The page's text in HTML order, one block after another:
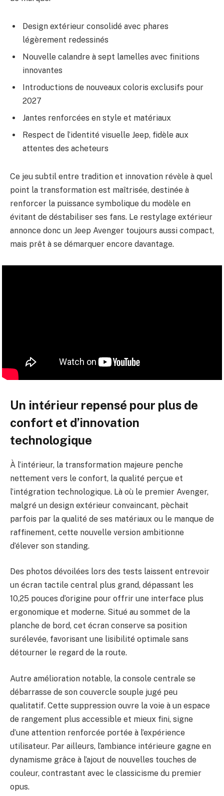
Design extérieur consolidé avec phares
légèrement redessinés
Nouvelle calandre à sept lamelles avec finitions
innovantes
Introductions de nouveaux coloris exclusifs pour
2027
Jantes renforcées en style et matériaux
Respect de l’identité visuelle Jeep, fidèle aux
attentes des acheteurs
Ce jeu subtil entre tradition et innovation révèle à quel
point la transformation est maîtrisée, destinée à
renforcer la puissance symbolique du modèle en
évitant de déstabiliser ses fans. Le restylage extérieur
annonce donc un Jeep Avenger toujours aussi compact,
mais prêt à se démarquer encore davantage.
Un intérieur repensé pour plus de
confort et d’innovation
technologique
À l’intérieur, la transformation majeure penche
nettement vers le confort, la qualité perçue et
l’intégration technologique. Là où le premier Avenger,
malgré un design extérieur convaincant, pèchait
parfois par la qualité de ses matériaux ou le manque de
raffinement, cette nouvelle version ambitionne
d’élever son standing.
Des photos dévoilées lors des tests laissent entrevoir
un écran tactile central plus grand, dépassant les
10,25 pouces d’origine pour offrir une interface plus
ergonomique et moderne. Situé au sommet de la
planche de bord, cet écran conserve sa position
surélevée, favorisant une lisibilité optimale sans
détourner le regard de la route.
Autre amélioration notable, la console centrale se
débarrasse de son couvercle souple jugé peu
qualitatif. Cette suppression ouvre la voie à un espace
de rangement plus accessible et mieux fini, signe
d’une attention renforcée portée à l’expérience
utilisateur. Par ailleurs, l’ambiance intérieure gagne en
dynamisme grâce à l’ajout de nouvelles touches de
couleur, contrastant avec le classicisme du premier
opus.